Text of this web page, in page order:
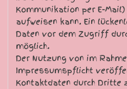
Kommunikation per E-
aufweisen kann. Ein
Daten vor dem Zugriff
möglich.
Der Nutzung von im
Impressumspflicht
Kontaktdaten durch Dritte